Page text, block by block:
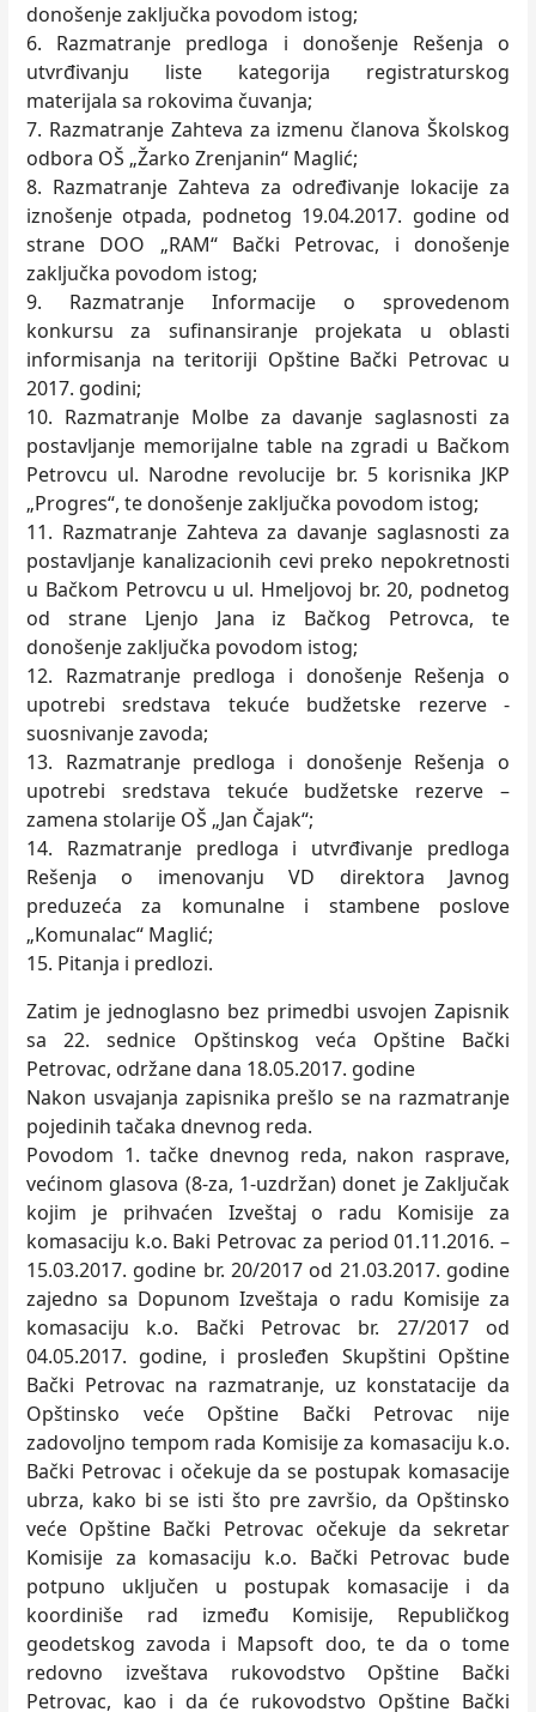
donošenje zaklјučka povodom istog;
6. Razmatranje predloga i donošenje Rešenja o
utvrđivanju liste kategorija registraturskog
materijala sa rokovima čuvanja;
7. Razmatranje Zahteva za izmenu članova Školskog
odbora OŠ „Žarko Zrenjanin“ Maglić;
8. Razmatranje Zahteva za određivanje lokacije za
iznošenje otpada, podnetog 19.04.2017. godine od
strane DOO „RAM“ Bački Petrovac, i donošenje
zaklјučka povodom istog;
9. Razmatranje Informacije o sprovedenom
konkursu za sufinansiranje projekata u oblasti
informisanja na teritoriji Opštine Bački Petrovac u
2017. godini;
10. Razmatranje Molbe za davanje saglasnosti za
postavlјanje memorijalne table na zgradi u Bačkom
Petrovcu ul. Narodne revolucije br. 5 korisnika JKP
„Progres“, te donošenje zaklјučka povodom istog;
11. Razmatranje Zahteva za davanje saglasnosti za
postavlјanje kanalizacionih cevi preko nepokretnosti
u Bačkom Petrovcu u ul. Hmelјovoj br. 20, podnetog
od strane Ljenjo Jana iz Bačkog Petrovca, te
donošenje zaklјučka povodom istog;
12. Razmatranje predloga i donošenje Rešenja o
upotrebi sredstava tekuće budžetske rezerve -
suosnivanje zavoda;
13. Razmatranje predloga i donošenje Rešenja o
upotrebi sredstava tekuće budžetske rezerve –
zamena stolarije OŠ „Jan Čajak“;
14. Razmatranje predloga i utvrđivanje predloga
Rešenja o imenovanju VD direktora Javnog
preduzeća za komunalne i stambene poslove
„Komunalac“ Maglić;
15. Pitanja i predlozi.
Zatim je jednoglasno bez primedbi usvojen Zapisnik
sa 22. sednice Opštinskog veća Opštine Bački
Petrovac, održane dana 18.05.2017. godine
Nakon usvajanja zapisnika prešlo se na razmatranje
pojedinih tačaka dnevnog reda.
Povodom 1. tačke dnevnog reda, nakon rasprave,
većinom glasova (8-za, 1-uzdržan) donet je Zaklјučak
kojim je prihvaćen Izveštaj o radu Komisije za
komasaciju k.o. Baki Petrovac za period 01.11.2016. –
15.03.2017. godine br. 20/2017 od 21.03.2017. godine
zajedno sa Dopunom Izveštaja o radu Komisije za
komasaciju k.o. Bački Petrovac br. 27/2017 od
04.05.2017. godine, i prosleđen Skupštini Opštine
Bački Petrovac na razmatranje, uz konstatacije da
Opštinsko veće Opštine Bački Petrovac nije
zadovolјno tempom rada Komisije za komasaciju k.o.
Bački Petrovac i očekuje da se postupak komasacije
ubrza, kako bi se isti što pre završio, da Opštinsko
veće Opštine Bački Petrovac očekuje da sekretar
Komisije za komasaciju k.o. Bački Petrovac bude
potpuno uklјučen u postupak komasacije i da
koordiniše rad između Komisije, Republičkog
geodetskog zavoda i Mapsoft doo, te da o tome
redovno izveštava rukovodstvo Opštine Bački
Petrovac, kao i da će rukovodstvo Opštine Bački